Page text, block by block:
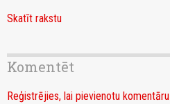
Skatīt rakstu
Komentēt
Reģistrējies, lai pievienotu komentāru